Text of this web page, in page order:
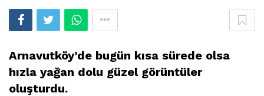
Arnavutköy’de bugün kısa sürede olsa
hızla yağan dolu güzel görüntüler
oluşturdu.